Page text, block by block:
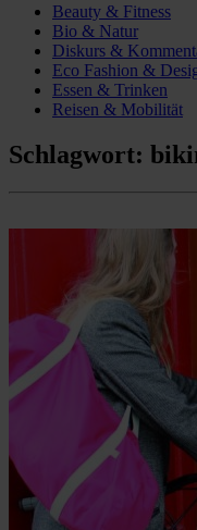
Beauty & Fitness
Bio & Natur
Diskurs &
Eco Fashion &
Essen & Trinken
Reisen & Mobilität
Schlagwort: